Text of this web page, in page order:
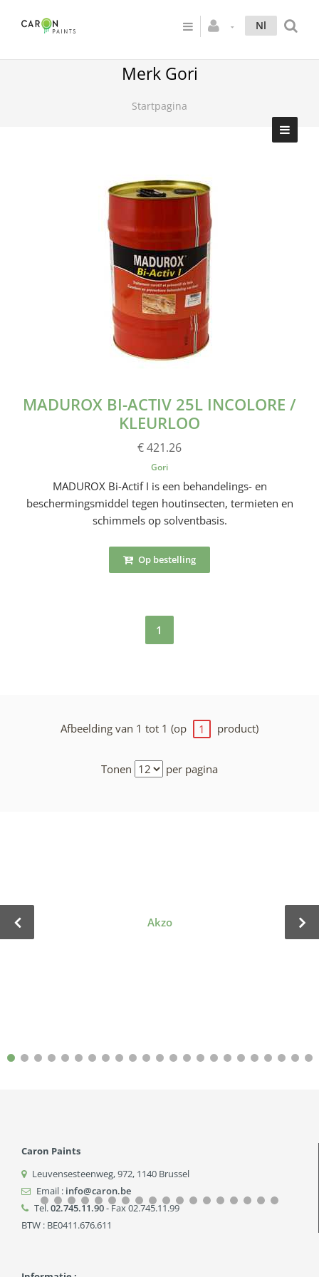
Nl
Merk Gori
Startpagina
MADUROX BI-ACTIV 25L INCOLORE /
KLEURLOO
€ 421.26
Gori
MADUROX Bi-Actif I is een behandelings- en
beschermingsmiddel tegen houtinsecten, termieten en
schimmels op solventbasis.
Op bestelling
1
Afbeelding van 1 tot 1 (op 1 product)
Tonen per pagina
Akzo
Caron Paints
Leuvensesteenweg, 972, 1140 Brussel
Email : info@caron.be
Tel.02.745.11.90- Fax 02.745.11.99
BTW : BE0411.676.611